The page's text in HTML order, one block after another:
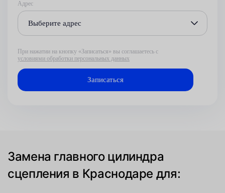
Адрес
Выберите адрес
При нажатии на кнопку «Записаться» вы соглашаетесь с
условиями обработки персональных данных
Замена главного цилиндра
сцепления в Краснодаре для: